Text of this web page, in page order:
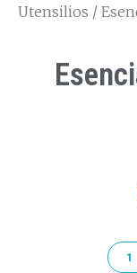
Utensilios /